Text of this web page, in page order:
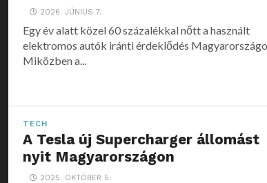
2026. JÚNIUS 7.
Egy év alatt közel 60 százalékkal nőtt a használt
elektromos autók iránti érdeklődés
Miközben a...
TECH
A Tesla új Supercharger állomást
nyit Magyarországon
2025. OKTÓBER 5.